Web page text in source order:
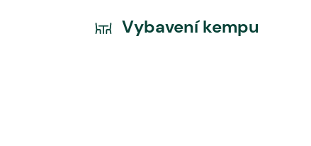
Vybavení kempu